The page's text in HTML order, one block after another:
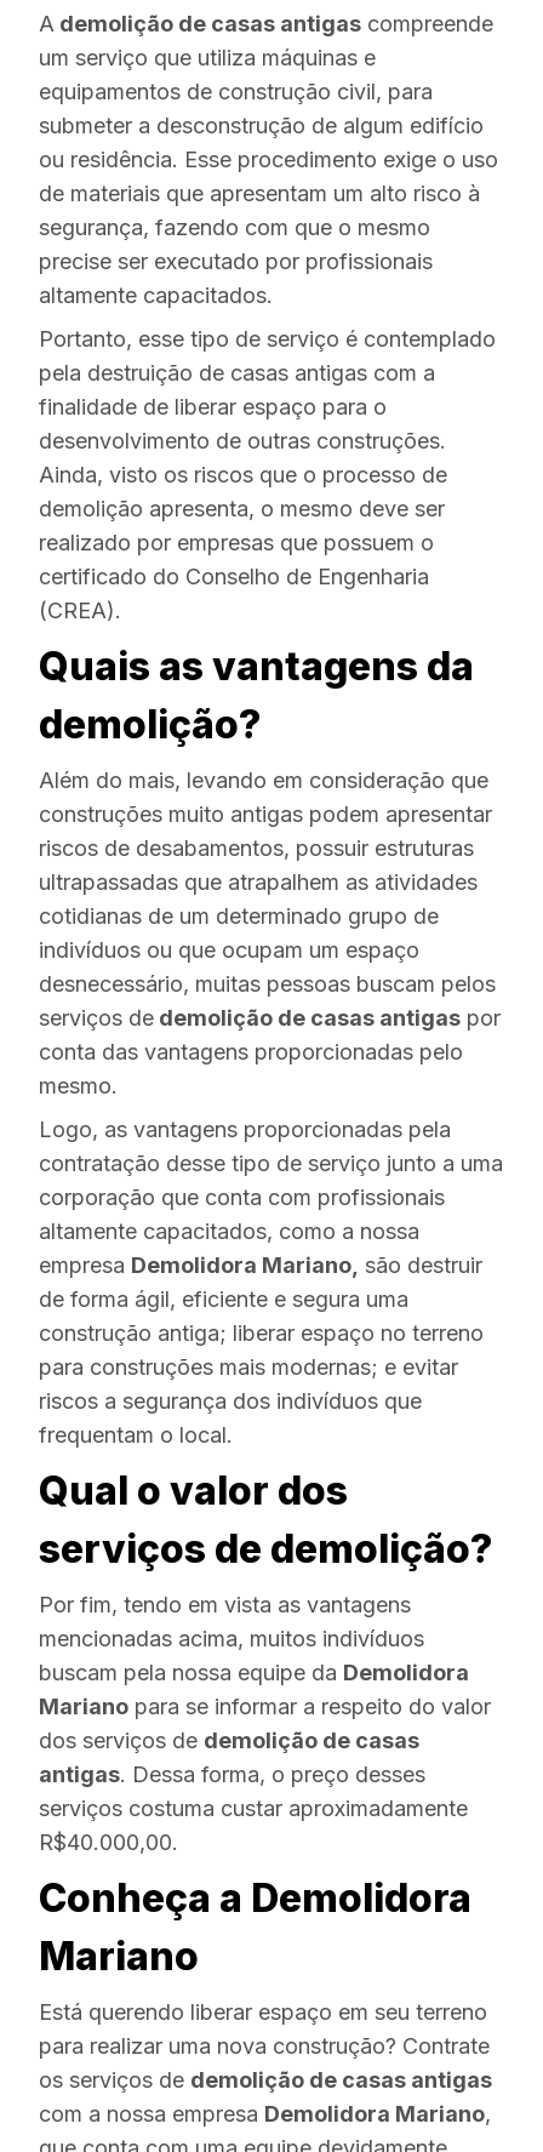
A demolição de casas antigas compreende
um serviço que utiliza máquinas e
equipamentos de construção civil, para
submeter a desconstrução de algum edifício
ou residência. Esse procedimento exige o uso
de materiais que apresentam um alto risco à
segurança, fazendo com que o mesmo
precise ser executado por profissionais
altamente capacitados.
Portanto, esse tipo de serviço é contemplado
pela destruição de casas antigas com a
finalidade de liberar espaço para o
desenvolvimento de outras construções.
Ainda, visto os riscos que o processo de
demolição apresenta, o mesmo deve ser
realizado por empresas que possuem o
certificado do Conselho de Engenharia
(CREA).
Quais as vantagens da
demolição?
Além do mais, levando em consideração que
construções muito antigas podem apresentar
riscos de desabamentos, possuir estruturas
ultrapassadas que atrapalhem as atividades
cotidianas de um determinado grupo de
indivíduos ou que ocupam um espaço
desnecessário, muitas pessoas buscam pelos
serviços de demolição de casas antigas por
conta das vantagens proporcionadas pelo
mesmo.
Logo, as vantagens proporcionadas pela
contratação desse tipo de serviço junto a uma
corporação que conta com profissionais
altamente capacitados, como a nossa
empresa Demolidora Mariano, são destruir
de forma ágil, eficiente e segura uma
construção antiga; liberar espaço no terreno
para construções mais modernas; e evitar
riscos a segurança dos indivíduos que
frequentam o local.
Qual o valor dos
serviços de demolição?
Por fim, tendo em vista as vantagens
mencionadas acima, muitos indivíduos
buscam pela nossa equipe da Demolidora
Mariano para se informar a respeito do valor
dos serviços de demolição de casas
antigas. Dessa forma, o preço desses
serviços costuma custar aproximadamente
R$40.000,00.
Conheça a Demolidora
Mariano
Está querendo liberar espaço em seu terreno
para realizar uma nova construção? Contrate
os serviços de demolição de casas antigas
com a nossa empresa Demolidora Mariano,